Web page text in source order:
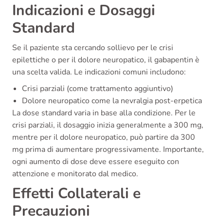
Indicazioni e Dosaggi
Standard
Se il paziente sta cercando sollievo per le crisi
epilettiche o per il dolore neuropatico, il gabapentin è
una scelta valida. Le indicazioni comuni includono:
Crisi parziali (come trattamento aggiuntivo)
Dolore neuropatico come la nevralgia post-erpetica
La dose standard varia in base alla condizione. Per le
crisi parziali, il dosaggio inizia generalmente a 300 mg,
mentre per il dolore neuropatico, può partire da 300
mg prima di aumentare progressivamente. Importante,
ogni aumento di dose deve essere eseguito con
attenzione e monitorato dal medico.
Effetti Collaterali e
Precauzioni